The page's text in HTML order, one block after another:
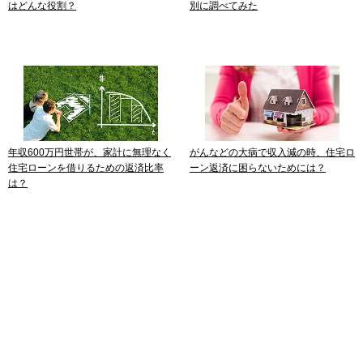
はどんな役割？
別に調べてみた
年収600万円世帯が、家計に無理なく
住宅ローンを借りるための返済比率
は？
がんなどの大病で収入減の時、住宅ロ
ーン返済に困らないためには？